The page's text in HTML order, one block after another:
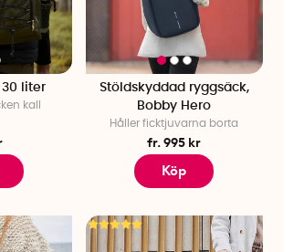
påsen Droplet
som är praktisk att ta
30 liter
kall
Stöldskyddad ryggsäck,
Bobby Hero
Håller ficktjuvarna borta
fr. 995 kr
Köp